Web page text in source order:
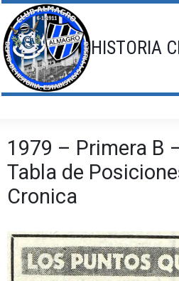
Saltar
al
contenido
HISTORIA
1979 – Primera B
Tabla de
Cronica